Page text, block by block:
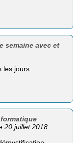
semaine avec et
les jours
20 juillet 2018